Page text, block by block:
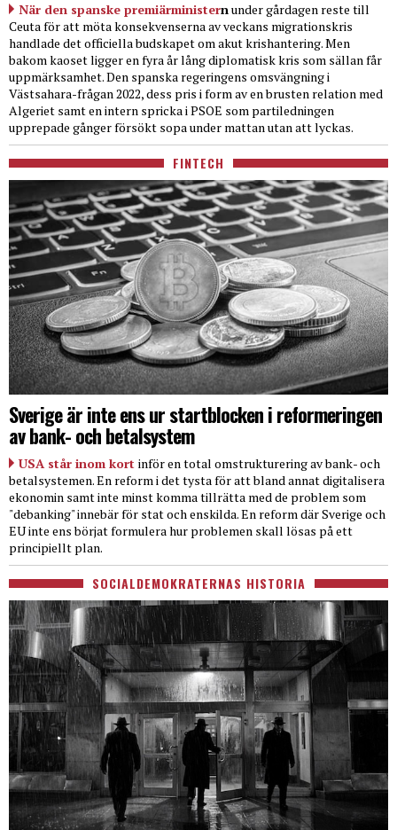
När den spanske premiärministernunder gårdagen reste till
Ceuta för att möta konsekvenserna av veckans migrationskris
handlade det officiella budskapet om akut krishantering. Men
bakom kaoset ligger en fyra år lång diplomatisk kris som sällan får
uppmärksamhet. Den spanska regeringens omsvängning i
Västsahara-frågan 2022, dess pris i form av en brusten relation med
Algeriet samt en intern spricka i PSOE som partiledningen
upprepade gånger försökt sopa under mattan utan att lyckas.
FINTECH
Sverige är inte ens ur startblocken i reformeringen
av bank- och betalsystem
USA står inom kort inför en total omstrukturering av bank- och
betalsystemen. En reform i det tysta för att bland annat digitalisera
ekonomin samt inte minst komma tillrätta med de problem som
"debanking" innebär för stat och enskilda. En reform där Sverige och
EU inte ens börjat formulera hur problemen skall lösas på ett
principiellt plan.
SOCIALDEMOKRATERNAS HISTORIA